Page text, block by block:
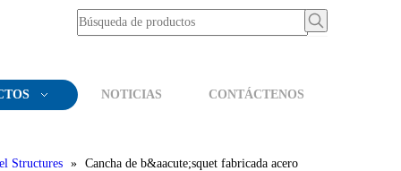
NOTICIAS CONTÁCTENOS
Structures » Cancha de b&aacute;squet fabricada acero